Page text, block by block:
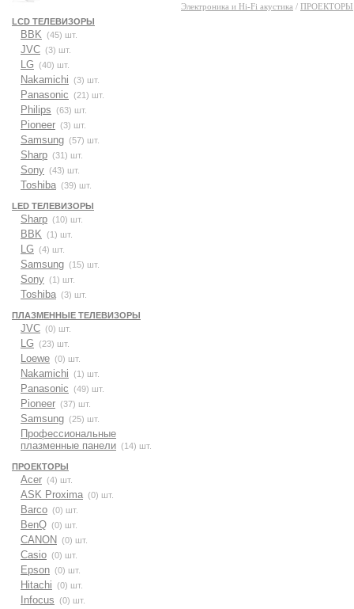
LCD ТЕЛЕВИЗОРЫ
BBK (45) шт.
JVC (3) шт.
LG (40) шт.
Nakamichi (3) шт.
Panasonic (21) шт.
Philips (63) шт.
Pioneer (3) шт.
Samsung (57) шт.
Sharp (31) шт.
Sony (43) шт.
Toshiba (39) шт.
LED ТЕЛЕВИЗОРЫ
Sharp (10) шт.
BBK (1) шт.
LG (4) шт.
Samsung (15) шт.
Sony (1) шт.
Toshiba (3) шт.
ПЛАЗМЕННЫЕ ТЕЛЕВИЗОРЫ
JVC (0) шт.
LG (23) шт.
Loewe (0) шт.
Nakamichi (1) шт.
Panasonic (49) шт.
Pioneer (37) шт.
Samsung (25) шт.
Профессиональные
плазменные панели (14) шт.
ПРОЕКТОРЫ
Acer (4) шт.
ASK Proxima (0) шт.
Barco (0) шт.
BenQ (0) шт.
CANON (0) шт.
Casio (0) шт.
Epson (0) шт.
Hitachi (0) шт.
Infocus (0) шт.
Электроника и Hi-Fi акустика / ПРОЕКТОРЫ